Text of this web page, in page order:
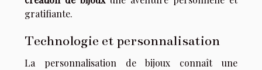
gratifiante.
Technologie et personnalisation
La personnalisation de bijoux connaît une